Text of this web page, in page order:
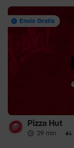
Envío Gratis
Pizza Hut
29 min ·